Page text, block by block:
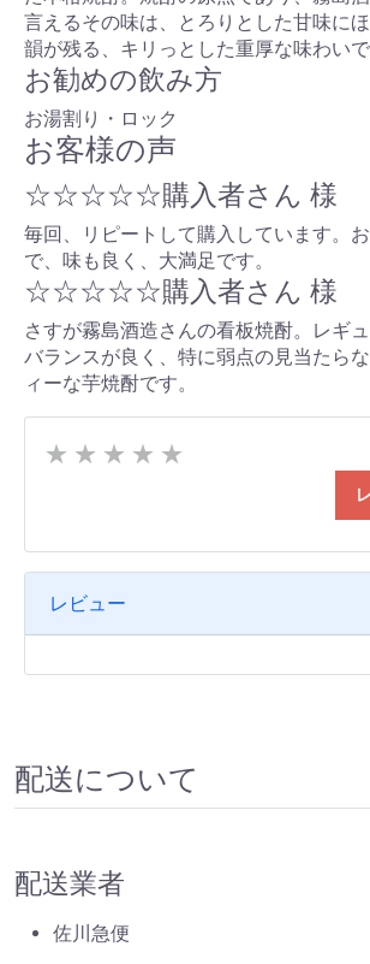
言えるその味は、とろりとした甘味に
韻が残る、キリっとした重厚な味わいで
お勧めの飲み方
お湯割り・ロック
お客様の声
☆☆☆☆☆購入者さん 様
毎回、リピートして購入しています。
で、味も良く、大満足です。
☆☆☆☆☆購入者さん 様
さすが霧島酒造さんの看板焼酎。レギ
バランスが良く、特に弱点の見当たら
ィーな芋焼酎です。
★ ★ ★ ★ ★
レビュー
配送について
配送業者
佐川急便